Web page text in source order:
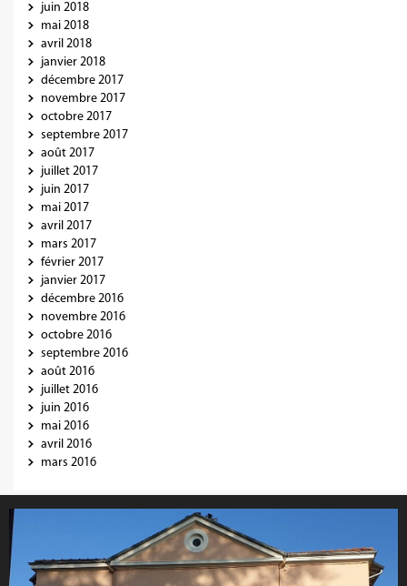
juin 2018
mai 2018
avril 2018
janvier 2018
décembre 2017
novembre 2017
octobre 2017
septembre 2017
août 2017
juillet 2017
juin 2017
mai 2017
avril 2017
mars 2017
février 2017
janvier 2017
décembre 2016
novembre 2016
octobre 2016
septembre 2016
août 2016
juillet 2016
juin 2016
mai 2016
avril 2016
mars 2016